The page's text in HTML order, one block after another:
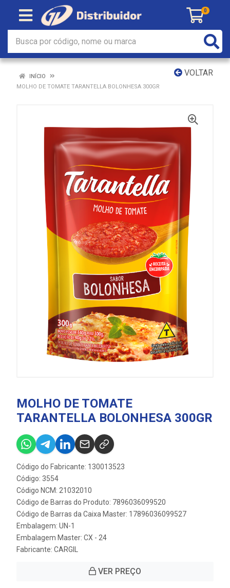
0
VOLTAR
INÍCIO
MOLHO DE TOMATE TARANTELLA BOLONHESA 300GR
MOLHO DE TOMATE
TARANTELLA BOLONHESA 300GR
Código do Fabricante: 130013523
Código: 3554
Código NCM: 21032010
Código de Barras do Produto: 7896036099520
Código de Barras da Caixa Master: 17896036099527
Embalagem: UN-1
Embalagem Master: CX - 24
Fabricante: CARGIL
VER PREÇO